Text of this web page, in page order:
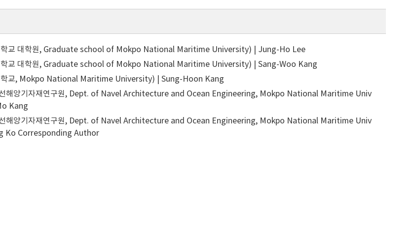
학교 대학원, Graduate school of Mokpo National Maritime University) | Jung-Ho Lee
학교 대학원, Graduate school of Mokpo National Maritime University) | Sang-Woo Kang
학교, Mokpo National Maritime University) | Sung-Hoon Kang
선해양기자재연구원, Dept. of Navel Architecture and Ocean Engineering, Mokpo National Maritime Univ
Kang
선해양기자재연구원, Dept. of Navel Architecture and Ocean Engineering, Mokpo National Maritime Univ
Ko Corresponding Author